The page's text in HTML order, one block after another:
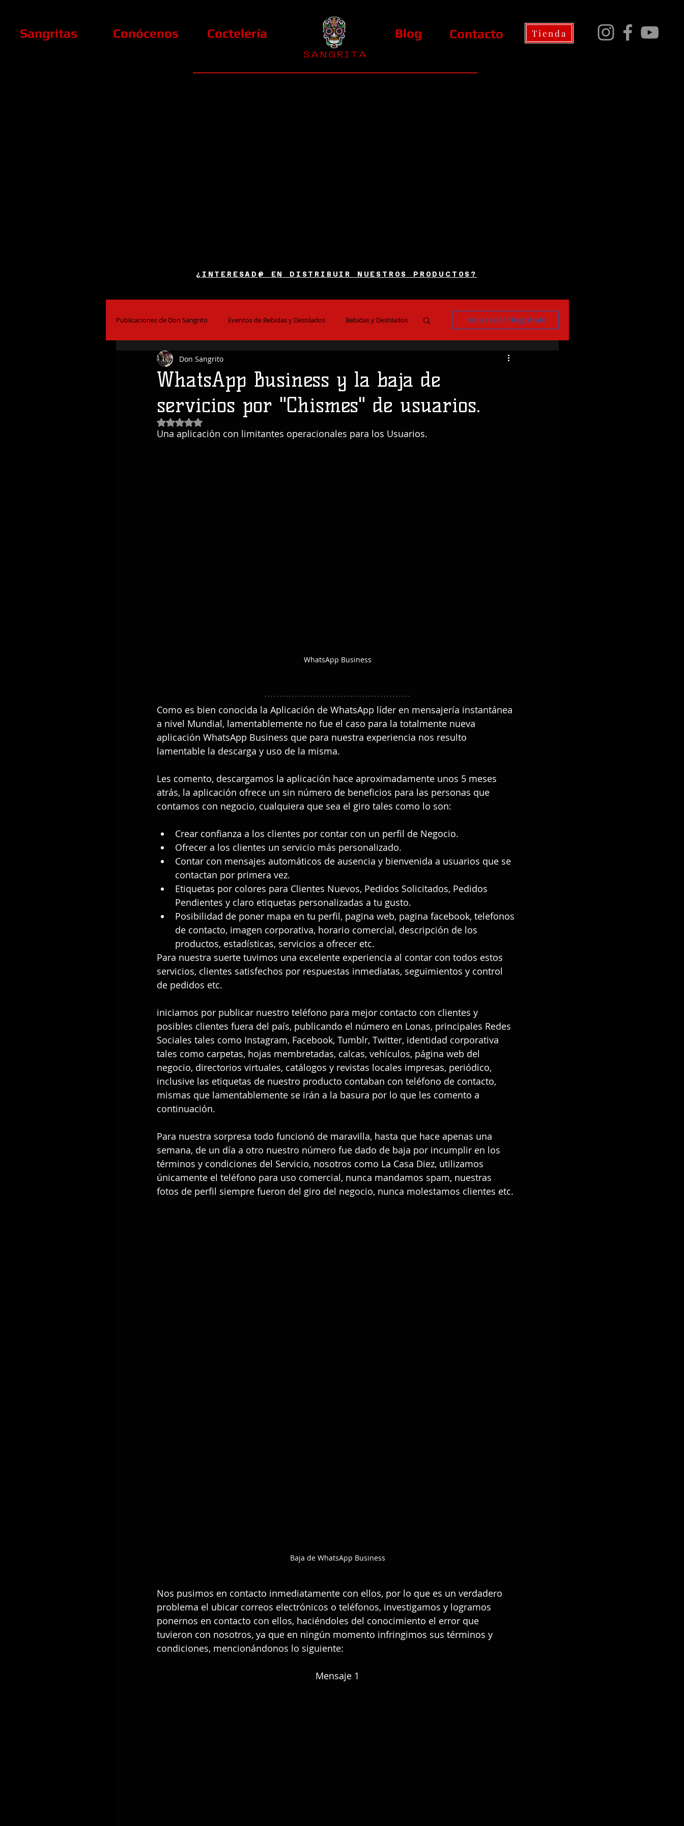
Sangritas Conócenos Coctelería Blog Contacto Tienda
S A N G R I T A
¿INTERESAD@ EN DISTRIBUIR NUESTROS PRODUCTOS?
Publicaciones de Don Sangrito Eventos de Bebidas y Destilados Bebidas y Destilados
El Alcohol y la Salud Bares y Restaurantes
Coctelería
Inicia sesión/ Regístrate
WhatsApp Business y la baja de
servicios por "Chismes" de usuarios.
Don Sangrito
Obtuvo NaN de 5 estrellas.
Una aplicación con limitantes operacionales para los Usuarios.
WhatsApp Business
Como es bien conocida la Aplicación de WhatsApp líder en mensajería instantánea
a nivel Mundial, lamentablemente no fue el caso para la totalmente nueva
aplicación WhatsApp Business que para nuestra experiencia nos resulto
lamentable la descarga y uso de la misma.
Les comento, descargamos la aplicación hace aproximadamente unos 5 meses
atrás, la aplicación ofrece un sin número de beneficios para las personas que
contamos con negocio, cualquiera que sea el giro tales como lo son:
Crear confianza a los clientes por contar con un perfil de Negocio.
Ofrecer a los clientes un servicio más personalizado.
Contar con mensajes automáticos de ausencia y bienvenida a usuarios que se
contactan por primera vez.
Etiquetas por colores para Clientes Nuevos, Pedidos Solicitados, Pedidos
Pendientes y claro etiquetas personalizadas a tu gusto.
Posibilidad de poner mapa en tu perfil, pagina web, pagina facebook, telefonos
de contacto, imagen corporativa, horario comercial, descripción de los
productos, estadísticas, servicios a ofrecer etc.
Para nuestra suerte tuvimos una excelente experiencia al contar con todos estos
servicios, clientes satisfechos por respuestas inmediatas, seguimientos y control
de pedidos etc.
iniciamos por publicar nuestro teléfono para mejor contacto con clientes y
posibles clientes fuera del país, publicando el número en Lonas, principales Redes
Sociales tales como Instagram, Facebook, Tumblr, Twitter, identidad corporativa
tales como carpetas, hojas membretadas, calcas, vehículos, página web del
negocio, directorios virtuales, catálogos y revistas locales impresas, periódico,
inclusive las etiquetas de nuestro producto contaban con teléfono de contacto,
mismas que lamentablemente se irán a la basura por lo que les comento a
continuación.
Para nuestra sorpresa todo funcionó de maravilla, hasta que hace apenas una
semana, de un día a otro nuestro número fue dado de baja por incumplir en los
términos y condiciones del Servicio, nosotros como La Casa Diez, utilizamos
únicamente el teléfono para uso comercial, nunca mandamos spam, nuestras
fotos de perfil siempre fueron del giro del negocio, nunca molestamos clientes etc.
Baja de WhatsApp Business
Nos pusimos en contacto inmediatamente con ellos, por lo que es un verdadero
problema el ubicar correos electrónicos o teléfonos, investigamos y logramos
ponernos en contacto con ellos, haciéndoles del conocimiento el error que
tuvieron con nosotros, ya que en ningún momento infringimos sus términos y
condiciones, mencionándonos lo siguiente:
Mensaje 1